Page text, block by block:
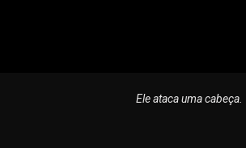
Ele ataca uma cabeça.